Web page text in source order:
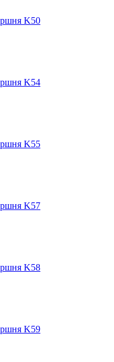
K50
K54
K55
K57
K58
K59